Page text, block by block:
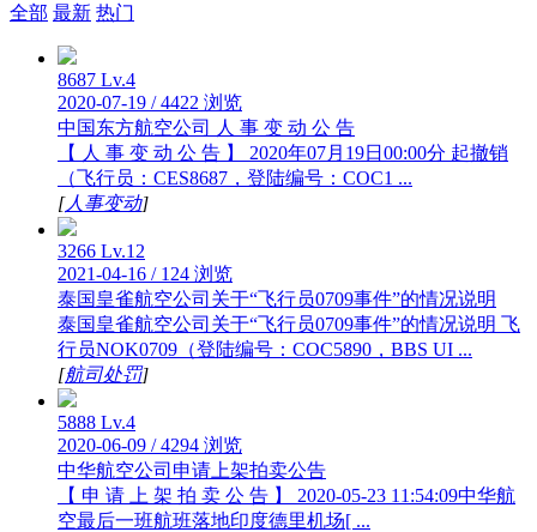
全部 最新 热门
8687 Lv.4
2020-07-19 / 4422 浏览
中国东方航空公司 人 事 变 动 公 告
【 人 事 变 动 公 告 】 2020年07月19日00:00分 起撤销
（飞行员：CES8687，登陆编号：COC1 ...
[人事变动]
3266 Lv.12
2021-04-16 / 124 浏览
泰国皇雀航空公司关于“飞行员0709事件”的情况说明
泰国皇雀航空公司关于“飞行员0709事件”的情况说明 飞
行员NOK0709（登陆编号：COC5890，BBS UI ...
[航司处罚]
5888 Lv.4
2020-06-09 / 4294 浏览
中华航空公司申请上架拍卖公告
【 申 请 上 架 拍 卖 公 告 】 2020-05-23 11:54:09中华航
空最后一班航班落地印度德里机场[ ...